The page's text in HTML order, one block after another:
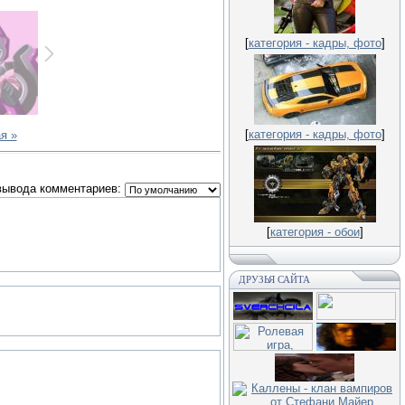
»
комментариев:
[категория - кадры, фото]
[категория - кадры, фото]
[категория - обои]
ДРУЗЬЯ САЙТА